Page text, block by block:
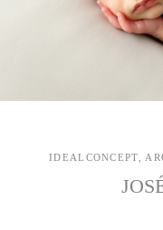
IDEALCONCEPT,